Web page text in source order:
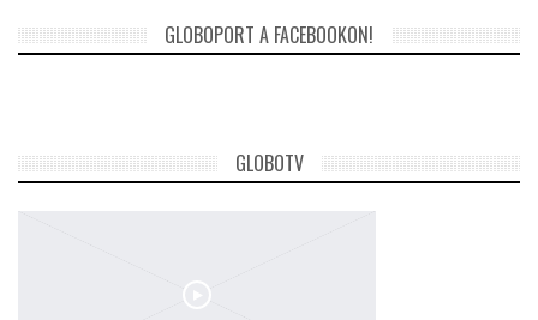
GLOBOPORT A FACEBOOKON!
GLOBOTV